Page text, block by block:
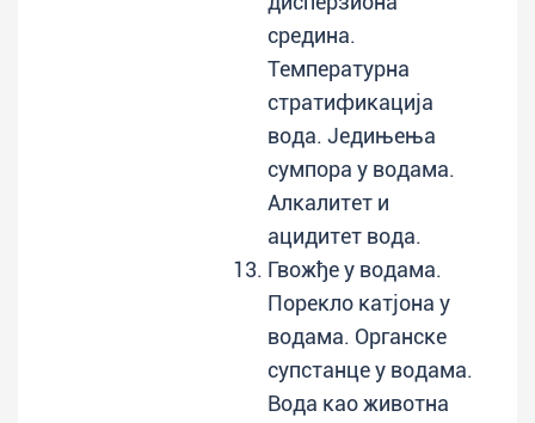
средина.
Температурна
стратификација
вода. Једињења
сумпора у водама.
Алкалитет и
ацидитет вода.
Гвожђе у водама.
Порекло катјона у
водама. Органске
супстанце у водама.
Вода као животна